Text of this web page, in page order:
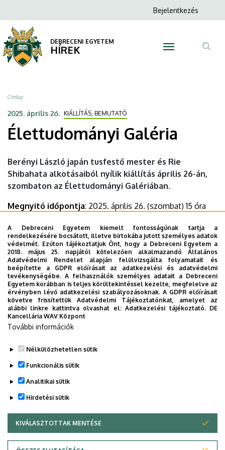
Galéria
|
DEBRECENI
EGYETEM
a
tartalomra
Anonim
menüje
Bejelentkezés
DEBRECENI EGYETEM
HÍREK
Morzsa
Címlap
2025. április 26. KIÁLLÍTÁS, BEMUTATÓ
Élettudományi Galéria
Berényi László japán tusfestő mester és Rie
Shibahata alkotásaiból nyílik kiállítás április 26-án,
szombaton az Élettudományi Galériában.
Megnyitó időpontja: 2025. április 26. (szombat) 15 óra
Élettudományi Központ Aula (Debrecen, Egyetem tér 1.)
Közreműködik: Jobbágy Bianka fuvolaművész
A kiállítás 2025. május 22-ig tekinthető meg.
Dokumentumok
Berényi László - Rie Shibahata kiállítás meghívó
(552.11 KB)
Last update: 2025. 04. 24. 10:58
A Debreceni Egyetem kiemelt fontosságúnak tartja a
rendelkezésére bocsátott, illetve birtokába jutott személyes adatok
védelmét. Ezúton tájékoztatjuk Önt, hogy a Debreceni Egyetem a
2018. május 25. napjától kötelezően alkalmazandó Általános
Adatvédelmi Rendelet alapján felülvizsgálta folyamatait és
beépítette a GDPR előírásait az adatkezelési és adatvédelmi
tevékenységébe. A felhasználók személyes adatait a Debreceni
Egyetem korábban is teljes körültekintéssel kezelte, megfelelve az
érvényben lévő adatkezelési szabályozásoknak. A GDPR előírásait
követve frissítettük Adatvédelmi Tájékoztatónkat, amelyet az
alábbi linkre kattintva olvashat el:Adatkezelési tájékoztató. DE
Kancellária WAV Központ
További információk
Nélkülözhetetlen sütik
Funkcionális sütik
Analitikai sütik
Hirdetési sütik
KIVÁLASZTOTTAK MENTÉSE
WITHDRAW CONSENT